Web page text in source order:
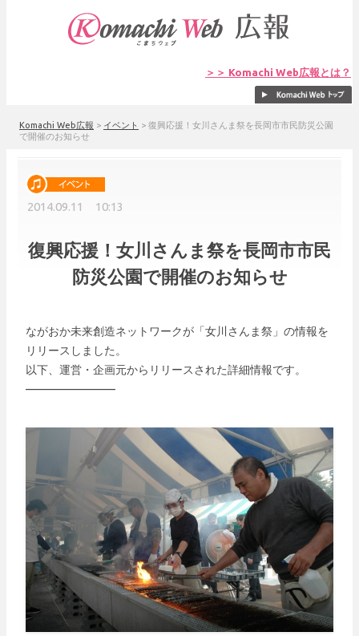
＞＞ Komachi Web広報とは？
Komachi Web広報 > イベント > 復興応援！女川さんま祭を長岡市市民防災公園
で開催のお知らせ
2014.09.11 10:13
復興応援！女川さんま祭を長岡市市民
防災公園で開催のお知らせ
ながおか未来創造ネットワークが「女川さんま祭」の情報を
リリースしました。
以下、運営・企画元からリリースされた詳細情報です。
————————